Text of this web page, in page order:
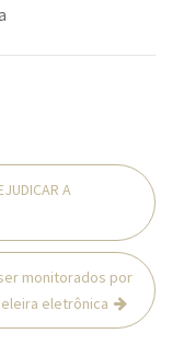
A
monitorados por
eletrônica